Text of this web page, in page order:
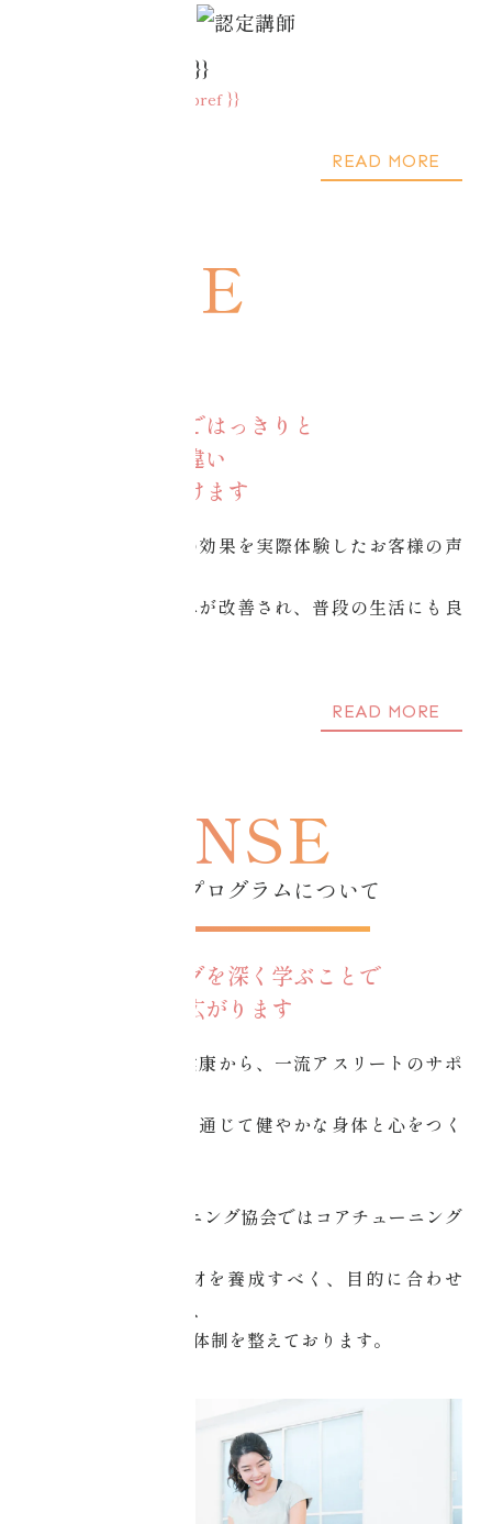
{{ teacher.name }}
活動地域：{{ teacher.pref }}
READ MORE
施術前と施術後ではっきりと
ご自身の身体の違い
実感していただけます
コアチューニングの効果を実際体験したお客様の声
人それぞれのお悩みが改善され、普段の生活にも良
READ MORE
資格トレーナープログラムについて
コアチューニングを深く学ぶことで
人生の可能性が広がります
ご自身やご家族の健康から、一流アスリートのサポ
コアチューニングを通じて健やかな身体と心をつく
JAPANコアチューニング協会ではコアチューニング
スキルを持った人材を養成すべく、目的に合わせ
て、各種プログラム、
イベント、サポート体制を整えております。